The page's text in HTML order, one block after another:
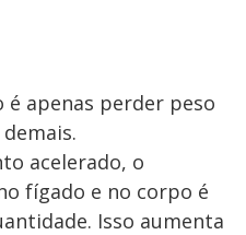
é apenas perder peso
acelerado, o
fígado e no corpo é
Isso aumenta